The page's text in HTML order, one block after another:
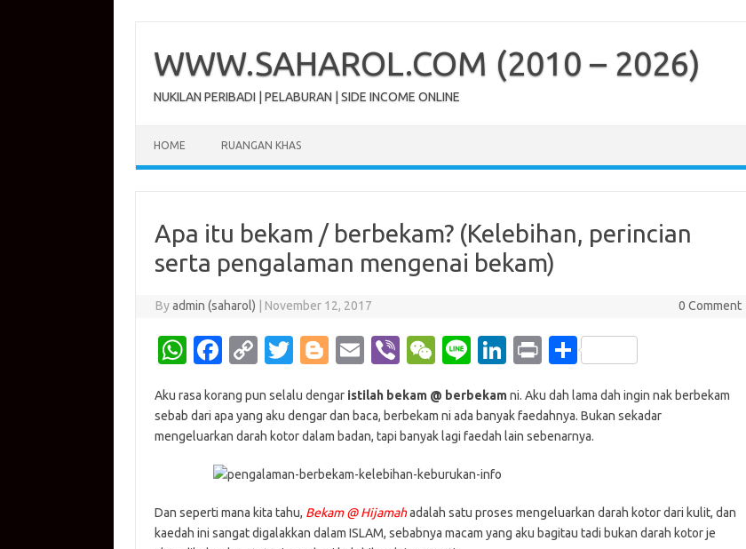
contentWWW.SAHAROL.COM (2010 – 2026)
NUKILAN PERIBADI | PELABURAN | SIDE INCOME ONLINE
HOME RUANGAN KHAS
Apa itu bekam / berbekam? (Kelebihan, perincian
serta pengalaman mengenai bekam)
Byadmin (saharol) November 12, 2017 0 Comment
W
at
s
p
Fa
e
b
o
o
k
C
p
y
Li
k
T
it
te
r
Bl
g
g
er
E
ail
Vi
er
W
C
h
at
Li
e
Li
k
e
Pr
t
S
ar
e
Aku rasa korang pun selalu dengar istilah bekam @ berbekamni. Aku dah lama dah ingin nak berbekam
sebab dari apa yang aku dengar dan baca, berbekam ni ada banyak faedahnya. Bukan sekadar
mengeluarkan darah kotor dalam badan, tapi banyak lagi faedah lain sebenarnya.
Dan seperti mana kita tahu, Bekam @ Hijamahadalah satu proses mengeluarkan darah kotor dari kulit, dan
kaedah ini sangat digalakkan dalam ISLAM, sebabnya macam yang aku bagitau tadi bukan darah kotor je